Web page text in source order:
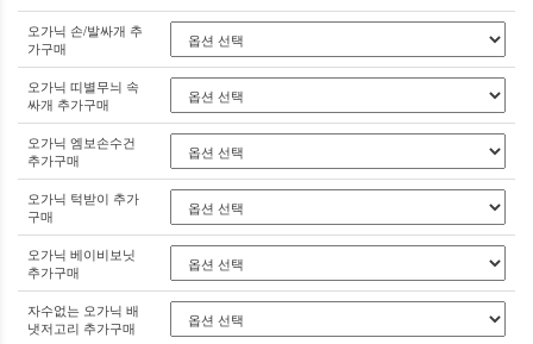
오가닉 손/발싸개 추
가구매
오가닉 띠별무늬 속
싸개 추가구매
오가닉 엠보손수건
추가구매
오가닉 턱받이 추가
구매
오가닉 베이비보닛
추가구매
자수없는 오가닉 배
냇저고리 추가구매